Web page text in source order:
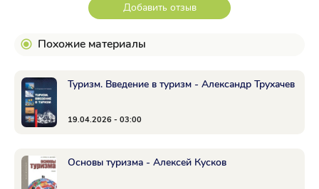
Добавить отзыв
Похожие материалы
Туризм. Введение в туризм - Александр Трухачев
19.04.2026 - 03:00
Основы туризма - Алексей Кусков